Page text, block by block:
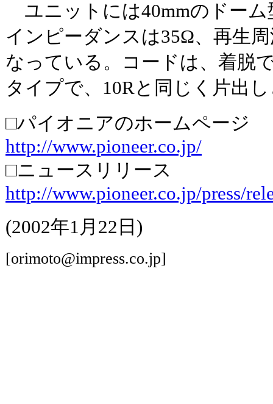
ユニットには40mmのドー
インピーダンスは35Ω、再生
なっている。コードは、着脱
タイプで、10Rと同じく片出
□パイオニアのホームページ
http://www.pioneer.co.jp/
□ニュースリリース
http://www.pioneer.co.jp/press/
(2002年1月22日)
[orimoto@impress.co.jp]